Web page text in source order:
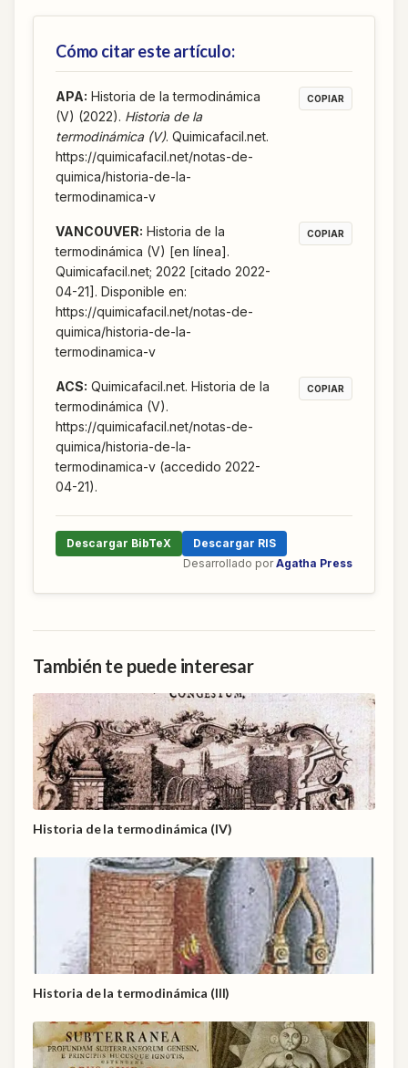
Cómo citar este artículo:
APA: Historia de la termodinámica
(V) (2022). Historia de la
termodinámica (V). Quimicafacil.net.
https://quimicafacil.net/notas-de-
quimica/historia-de-la-
termodinamica-v
COPIAR
VANCOUVER: Historia de la
termodinámica (V) [en línea].
Quimicafacil.net; 2022 [citado 2022-
04-21]. Disponible en:
https://quimicafacil.net/notas-de-
quimica/historia-de-la-
termodinamica-v
COPIAR
ACS: Quimicafacil.net. Historia de la
termodinámica (V).
https://quimicafacil.net/notas-de-
quimica/historia-de-la-
termodinamica-v (accedido 2022-
04-21).
COPIAR
Descargar BibTeX
Descargar RIS
Desarrollado por Agatha Press
También te puede interesar
Historia de la termodinámica (IV)
Historia de la termodinámica (III)